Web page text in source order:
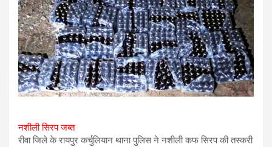
नशीली सिरप जब्त
रीवा जिले के रायपुर कर्चुलियान थाना पुलिस ने नशीली कफ सिरप की तस्करी